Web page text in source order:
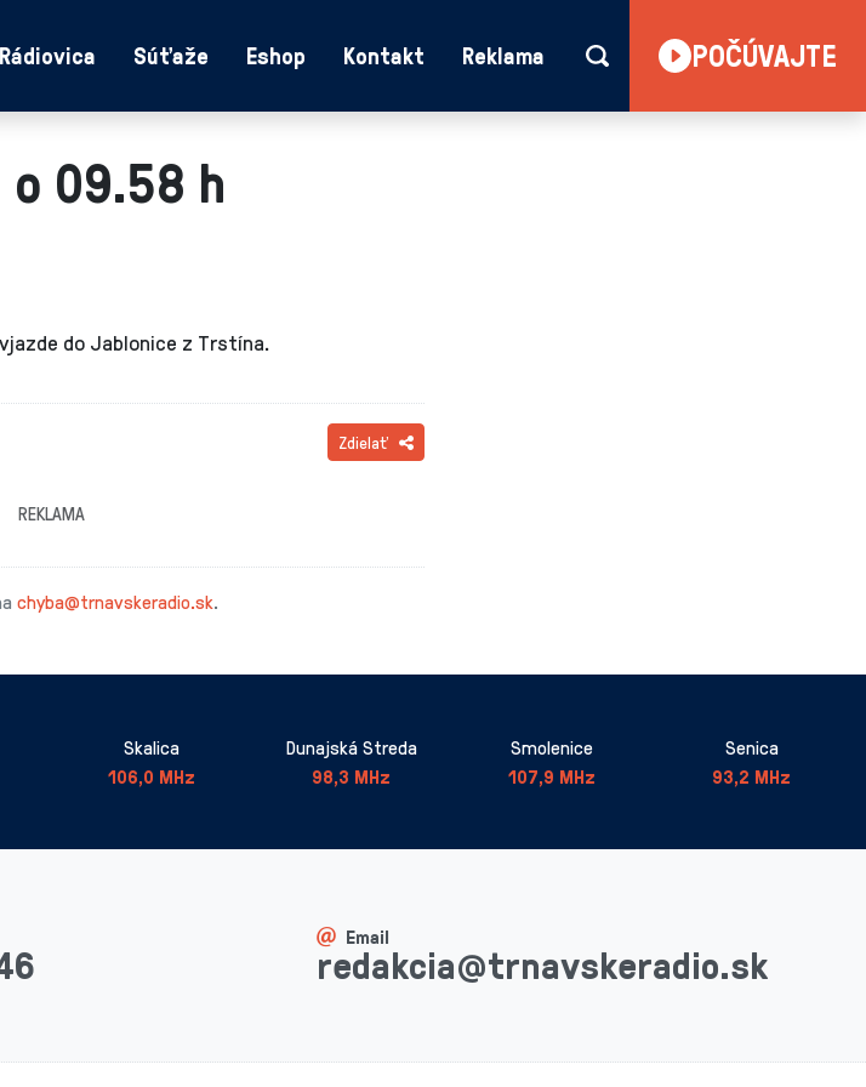
Rádiovica Súťaže Eshop Kontakt Reklama POČÚVAJTE
09.58 h
do Jablonice z Trstína.
Zdielať
REKLAMA
chyba@trnavskeradio.sk.
Skalica
106,0 MHz
Dunajská Streda
98,3 MHz
Smolenice
107,9 MHz
Senica
93,2 MHz
Email
redakcia@trnavskeradio.sk